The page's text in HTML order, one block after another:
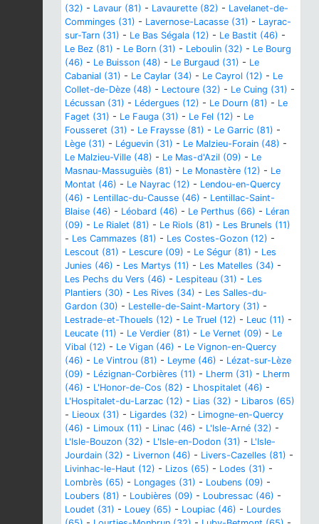
(32) - Lavaur (81) - Lavaurette (82) - Lavelanet-de-
Comminges (31) - Lavernose-Lacasse (31) - Layrac-
sur-Tarn (31) - Le Bas Ségala (12) - Le Bastit (46) -
Le Bez (81) - Le Born (31) - Leboulin (32) - Le Bourg
(46) - Le Buisson (48) - Le Burgaud (31) - Le
Cabanial (31) - Le Caylar (34) - Le Cayrol (12) - Le
Collet-de-Dèze (48) - Lectoure (32) - Le Cuing (31) -
Lécussan (31) - Lédergues (12) - Le Dourn (81) - Le
Faget (31) - Le Fauga (31) - Le Fel (12) - Le
Fousseret (31) - Le Fraysse (81) - Le Garric (81) -
Lège (31) - Léguevin (31) - Le Malzieu-Forain (48) -
Le Malzieu-Ville (48) - Le Mas-d'Azil (09) - Le
Masnau-Massuguiès (81) - Le Monastère (12) - Le
Montat (46) - Le Nayrac (12) - Lendou-en-Quercy
(46) - Lentillac-du-Causse (46) - Lentillac-Saint-
Blaise (46) - Léobard (46) - Le Perthus (66) - Léran
(09) - Le Rialet (81) - Le Riols (81) - Les Brunels (11)
- Les Cammazes (81) - Les Costes-Gozon (12) -
Lescout (81) - Lescure (09) - Le Ségur (81) - Les
Junies (46) - Les Martys (11) - Les Matelles (34) -
Les Pechs du Vers (46) - Lespiteau (31) - Les
Plantiers (30) - Les Rives (34) - Les Salles-du-
Gardon (30) - Lestelle-de-Saint-Martory (31) -
Lestrade-et-Thouels (12) - Le Truel (12) - Leuc (11) -
Leucate (11) - Le Verdier (81) - Le Vernet (09) - Le
Vibal (12) - Le Vigan (46) - Le Vignon-en-Quercy
(46) - Le Vintrou (81) - Leyme (46) - Lézat-sur-Lèze
(09) - Lézignan-Corbières (11) - Lherm (31) - Lherm
(46) - L'Honor-de-Cos (82) - Lhospitalet (46) -
L'Hospitalet-du-Larzac (12) - Lias (32) - Libaros (65)
- Lieoux (31) - Ligardes (32) - Limogne-en-Quercy
(46) - Limoux (11) - Linac (46) - L'Isle-Arné (32) -
L'Isle-Bouzon (32) - L'Isle-en-Dodon (31) - L'Isle-
Jourdain (32) - Livernon (46) - Livers-Cazelles (81) -
Livinhac-le-Haut (12) - Lizos (65) - Lodes (31) -
Lombrès (65) - Longages (31) - Loubens (09) -
Loubers (81) - Loubières (09) - Loubressac (46) -
Loudet (31) - Louey (65) - Loupiac (46) - Lourdes